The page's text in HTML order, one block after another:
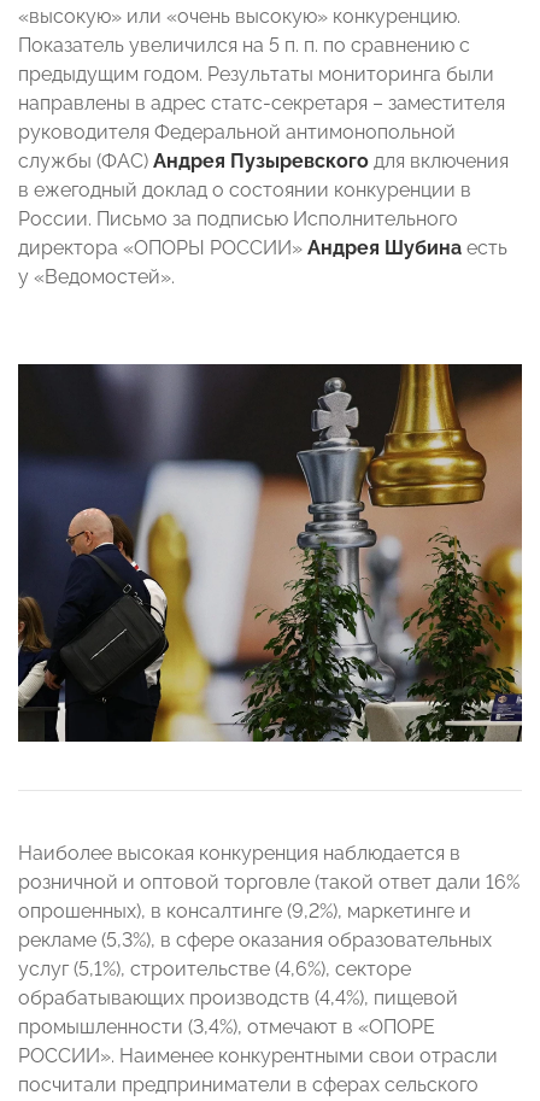
«высокую» или «очень высокую» конкуренцию.
Показатель увеличился на 5 п. п. по сравнению с
предыдущим годом. Результаты мониторинга были
направлены в адрес статс-секретаря – заместителя
руководителя Федеральной антимонопольной
службы (ФАС) Андрея Пузыревского для включения
в ежегодный доклад о состоянии конкуренции в
России. Письмо за подписью Исполнительного
директора «ОПОРЫ РОССИИ» Андрея Шубина есть
у «Ведомостей».
Наиболее высокая конкуренция наблюдается в
розничной и оптовой торговле (такой ответ дали 16%
опрошенных), в консалтинге (9,2%), маркетинге и
рекламе (5,3%), в сфере оказания образовательных
услуг (5,1%), строительстве (4,6%), секторе
обрабатывающих производств (4,4%), пищевой
промышленности (3,4%), отмечают в «ОПОРЕ
РОССИИ». Наименее конкурентными свои отрасли
посчитали предприниматели в сферах сельского